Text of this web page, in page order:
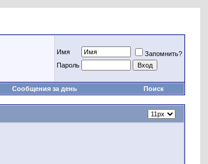
Имя
Запомнить?
Пароль
Сообщения за день Поиск